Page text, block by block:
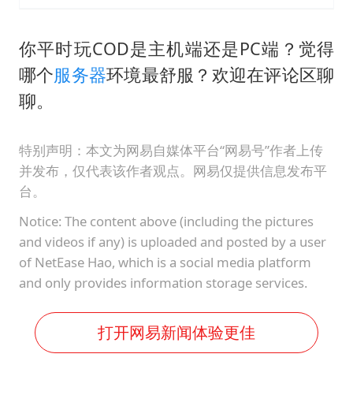
你平时玩COD是主机端还是PC端？觉得
哪个服务器环境最舒服？欢迎在评论区聊
聊。
特别声明：本文为网易自媒体平台“网易号”作者上传
并发布，仅代表该作者观点。网易仅提供信息发布平
台。
Notice: The content above (including the pictures
and videos if any) is uploaded and posted by a user
of NetEase Hao, which is a social media platform
and only provides information storage services.
打开网易新闻体验更佳